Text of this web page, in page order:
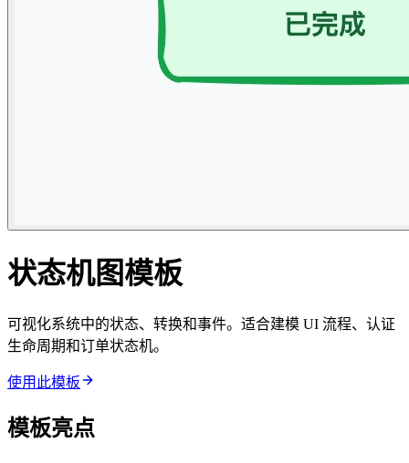
状态机图模板
可视化系统中的状态、转换和事件。适合建模 UI 流程、认证
生命周期和订单状态机。
使用此模板
模板亮点